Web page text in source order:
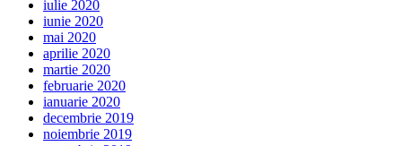
iulie 2020
iunie 2020
mai 2020
aprilie 2020
martie 2020
februarie 2020
ianuarie 2020
decembrie 2019
noiembrie 2019